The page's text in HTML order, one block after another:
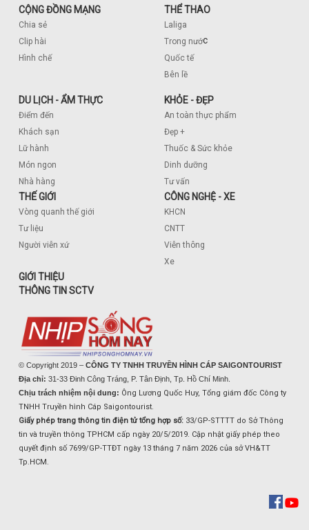
CỘNG ĐỒNG MẠNG
Chia sẻ
Clip hài
Hình chế
THỂ THAO
Laliga
Trong nước
Quốc tế
Bên lề
DU LỊCH - ẨM THỰC
Điểm đến
Khách sạn
Lữ hành
Món ngon
Nhà hàng
KHỎE - ĐẸP
An toàn thực phẩm
Đẹp +
Thuốc & Sức khỏe
Dinh dưỡng
Tư vấn
THẾ GIỚI
Vòng quanh thế giới
Tư liệu
Người viễn xứ
CÔNG NGHỆ - XE
KHCN
CNTT
Viễn thông
Xe
GIỚI THIỆU
THÔNG TIN SCTV
© Copyright 2019 – CÔNG TY TNHH TRUYỀN HÌNH CÁP SAIGONTOURIST
Địa chỉ: 31-33 Đinh Công Tráng, P. Tân Định, Tp. Hồ Chí Minh.
Chịu trách nhiệm nội dung: Ông Lương Quốc Huy, Tổng giám đốc Công ty
TNHH Truyền hình Cáp Saigontourist.
Giấy phép trang thông tin điện tử tổng hợp số: 33/GP-STTTT do Sở Thông
tin và truyền thông TPHCM cấp ngày 20/5/2019. Cập nhật giấy phép theo
quyết định số 7699/GP-TTĐT ngày 13 tháng 7 năm 2026 của sở VH&TT
Tp.HCM.